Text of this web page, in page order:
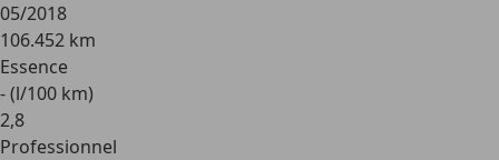
05/2018
106.452 km
Essence
- (l/100 km)
2,8
Professionnel